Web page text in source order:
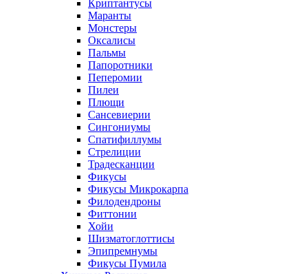
Криптантусы
Маранты
Монстеры
Оксалисы
Пальмы
Папоротники
Пеперомии
Пилеи
Плющи
Сансевиерии
Сингониумы
Спатифиллумы
Стрелиции
Традесканции
Фикусы
Фикусы Микрокарпа
Филодендроны
Фиттонии
Хойи
Шизматоглоттисы
Эпипремнумы
Фикусы Пумила